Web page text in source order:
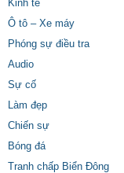
Kinh tế
Ô tô – Xe máy
Phóng sự điều tra
Audio
Sự cố
Làm đẹp
Chiến sự
Bóng đá
Tranh chấp Biển Đông